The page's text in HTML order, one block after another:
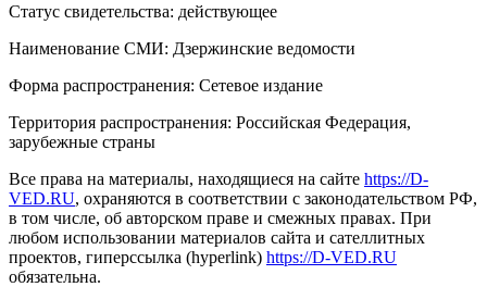
Статус свидетельства: действующее
Наименование СМИ: Дзержинские ведомости
Форма распространения: Сетевое издание
Территория распространения: Российская Федерация,
зарубежные страны
Все права на материалы, находящиеся на сайте https://D-
VED.RU, охраняются в соответствии с законодательством РФ,
в том числе, об авторском праве и смежных правах. При
любом использовании материалов сайта и сателлитных
проектов, гиперссылка (hyperlink) https://D-VED.RU
обязательна.